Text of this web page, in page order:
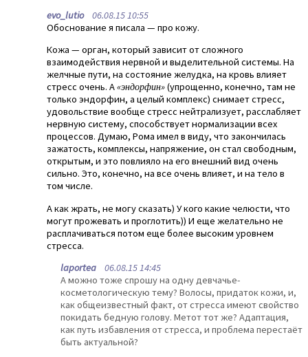
evo_lutio06.08.15 10:55
Обоснование я писала — про кожу.
Кожа — орган, который зависит от сложного
взаимодействия нервной и выделительной системы. На
желчные пути, на состояние желудка, на кровь влияет
стресс очень. А«эндорфин»(упрощенно, конечно, там не
только эндорфин, а целый комплекс) снимает стресс,
удовольствие вообще стресс нейтрализует, расслабляет
нервную систему, способствует нормализации всех
процессов. Думаю, Рома имел в виду, что закончилась
зажатость, комплексы, напряжение, он стал свободным,
открытым, и это повлияло на его внешний вид очень
сильно. Это, конечно, на все очень влияет, и на тело в
том числе.
А как жрать, не могу сказать) У кого какие челюсти, что
могут прожевать и проглотить)) И еще желательно не
расплачиваться потом еще более высоким уровнем
стресса.
laportea 06.08.15 14:45
А можно тоже спрошу на одну девчачье-
косметологическую тему? Волосы, придаток кожи, и,
как общеизвестный факт, от стресса имеют свойство
покидать бедную голову. Метот тот же? Адаптация,
как путь избавления от стресса, и проблема перестаёт
быть актуальной?